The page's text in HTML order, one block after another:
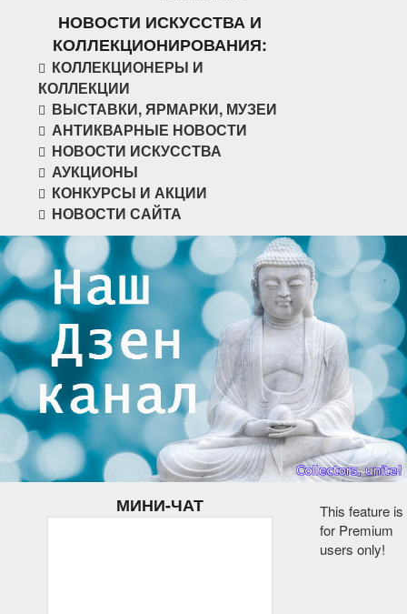
НОВОСТИ ИСКУССТВА И
КОЛЛЕКЦИОНИРОВАНИЯ:
КОЛЛЕКЦИОНЕРЫ И
КОЛЛЕКЦИИ
ВЫСТАВКИ, ЯРМАРКИ, МУЗЕИ
АНТИКВАРНЫЕ НОВОСТИ
НОВОСТИ ИСКУССТВА
АУКЦИОНЫ
КОНКУРСЫ И АКЦИИ
НОВОСТИ САЙТА
МИНИ-ЧАТ
This feature is
for Premium
users only!